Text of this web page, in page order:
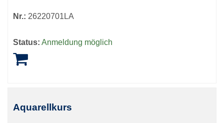
Nr.: 26220701LA
Status: Anmeldung möglich
Aquarellkurs